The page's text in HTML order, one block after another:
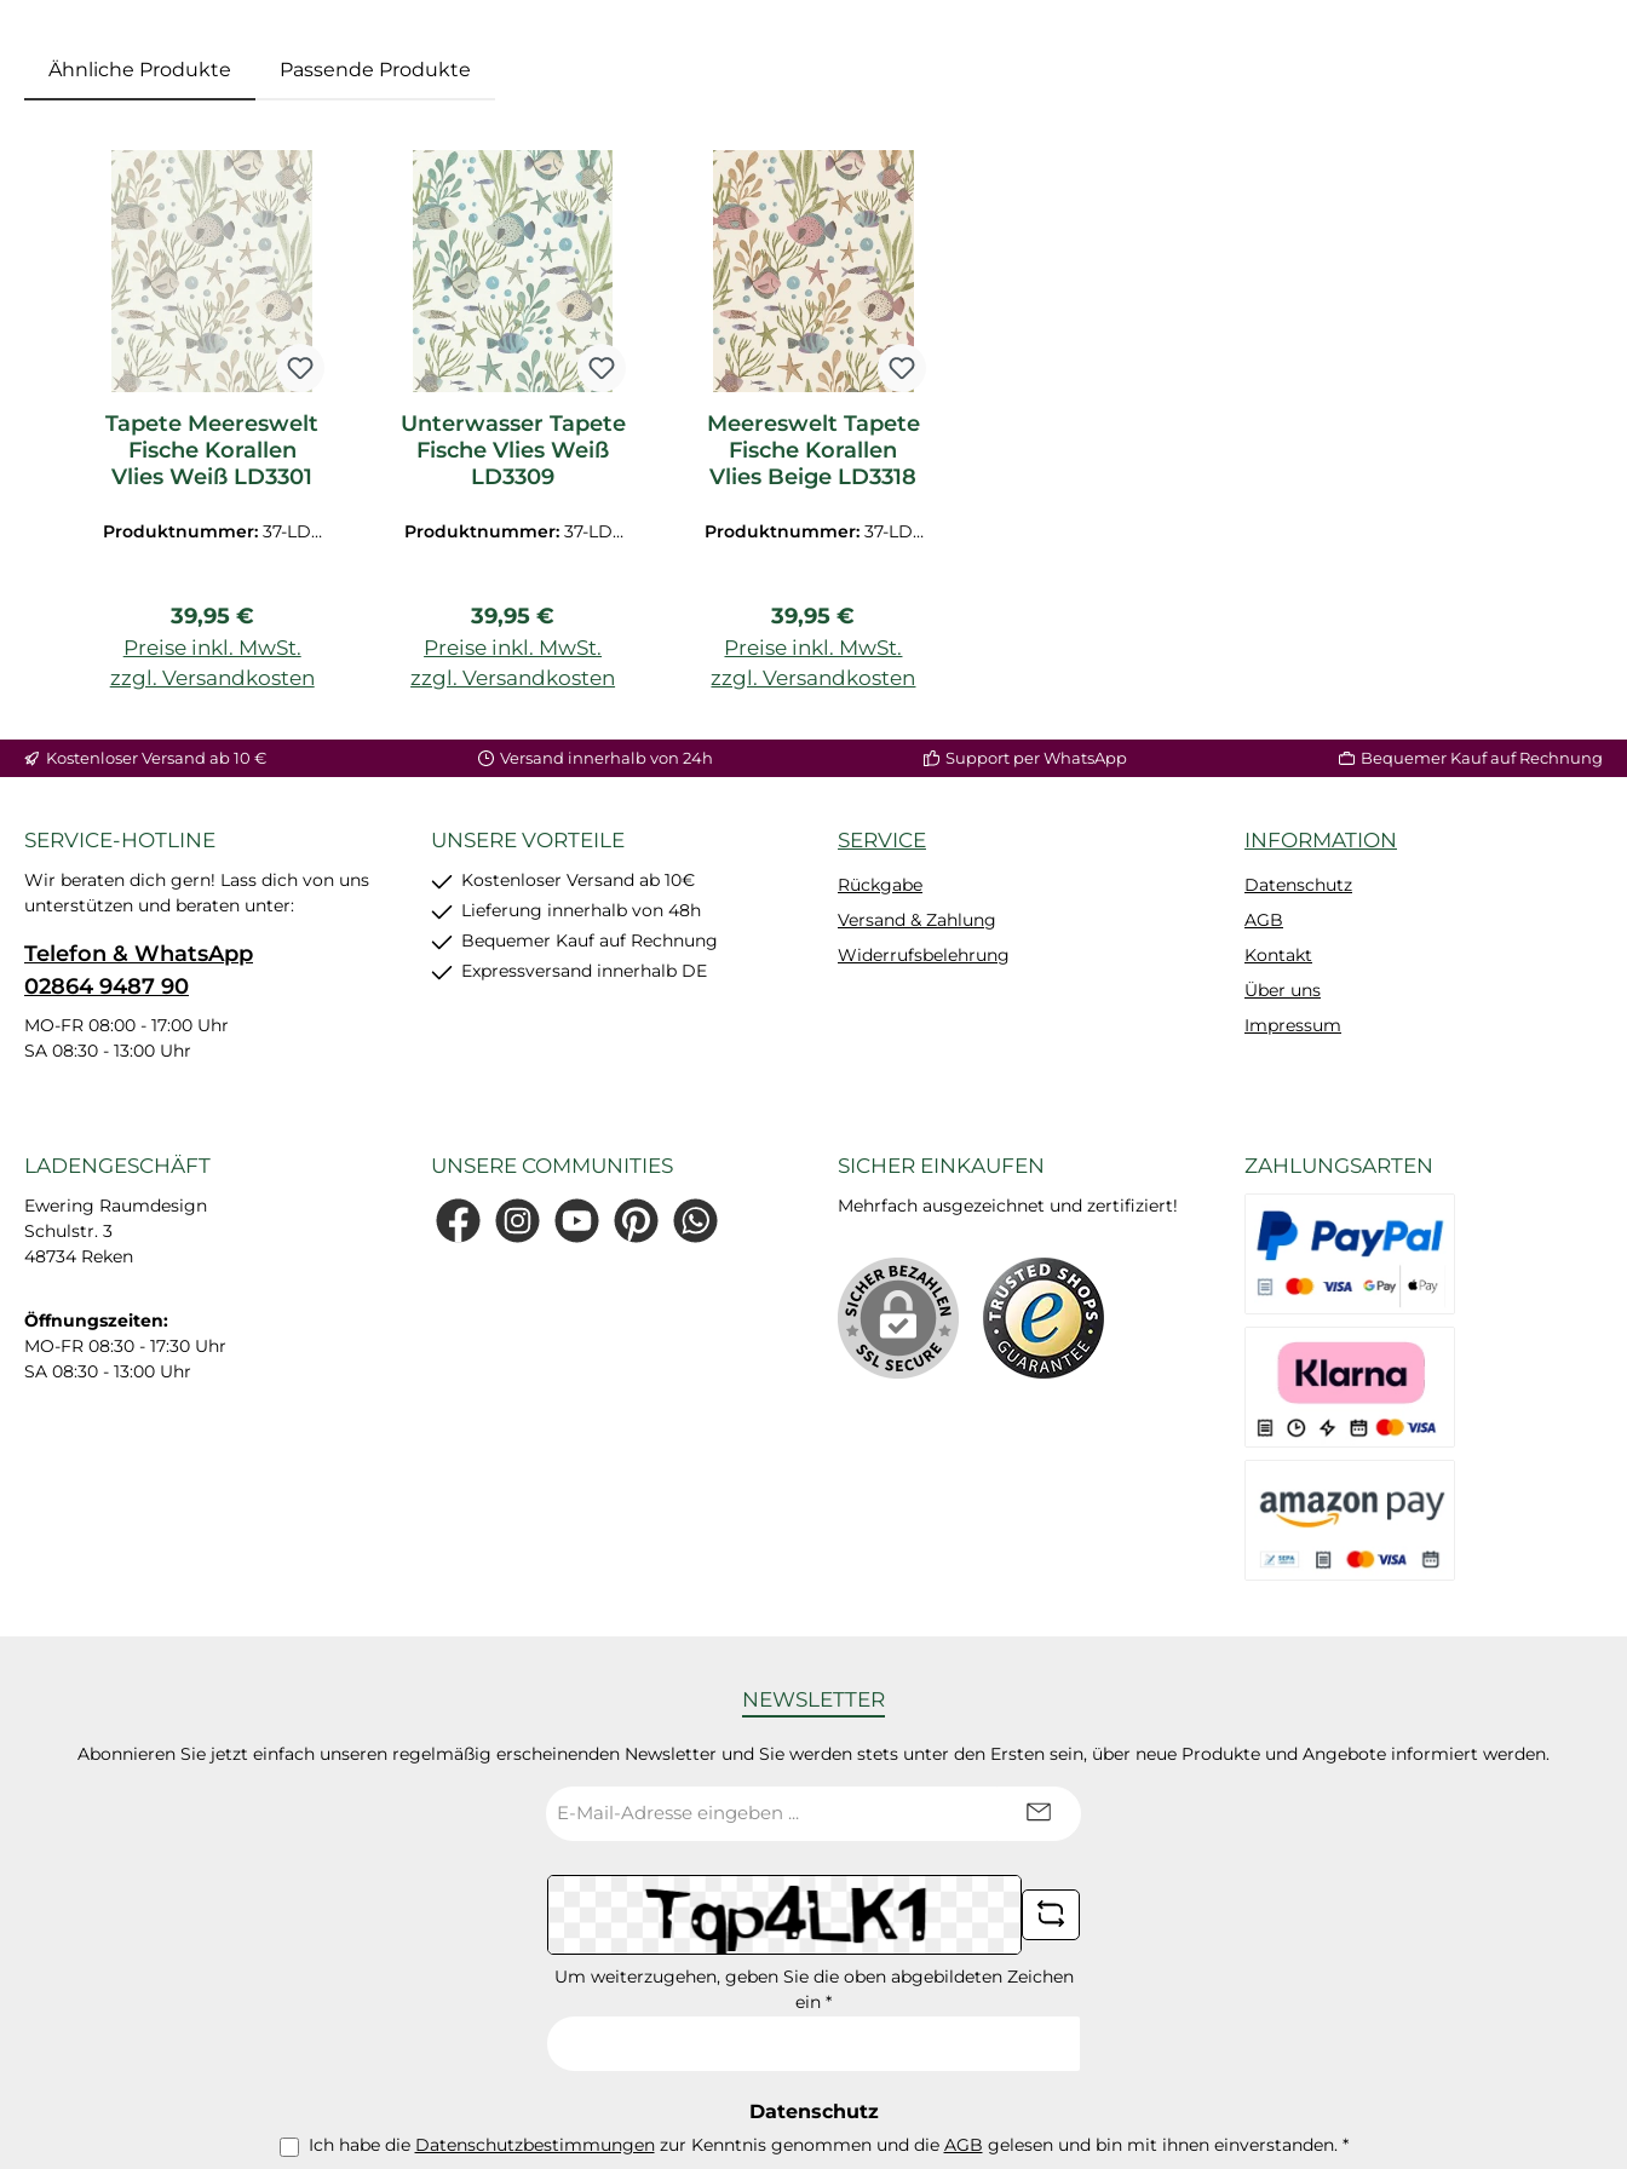
Ähnliche Produkte Passende Produkte
Tapete Meereswelt
Fische Korallen
Vlies Weiß LD3301
Produktnummer:37-LD3
Regulärer Preis:
39,95 €
Preise inkl. MwSt.
zzgl. Versandkosten
Unterwasser Tapete
Fische Vlies Weiß
LD3309
Produktnummer: 37-LD3
Regulärer Preis:
39,95 €
Preise inkl. MwSt.
zzgl. Versandkosten
Meereswelt Tapete
Fische Korallen
Vlies Beige LD3318
Produktnummer: 37-LD3
Regulärer Preis:
39,95 €
Preise inkl. MwSt.
zzgl. Versandkosten
Kostenloser Versand ab 10 € Versand innerhalb von 24h Support per WhatsApp Bequemer Kauf auf Rechnung
SERVICE-HOTLINE
Wir beraten dich gern! Lass dich von uns
unterstützen und beraten unter:
Telefon & WhatsApp
02864 9487 90
MO-FR 08:00 - 17:00 Uhr
SA 08:30 - 13:00 Uhr
UNSERE VORTEILE
Kostenloser Versand ab 10€
Lieferung innerhalb von 48h
Bequemer Kauf auf Rechnung
Expressversand innerhalb DE
SERVICE
Rückgabe
Versand & Zahlung
Widerrufsbelehrung
INFORMATION
Datenschutz
AGB
Kontakt
Über uns
Impressum
LADENGESCHÄFT
Ewering Raumdesign
Schulstr. 3
48734 Reken
Öffnungszeiten:
MO-FR 08:30 - 17:30 Uhr
SA 08:30 - 13:00 Uhr
UNSERE COMMUNITIES
FacebookInstagramYouTubePinterestWhatsApp
SICHER EINKAUFEN
Mehrfach ausgezeichnet und zertifiziert!
ZAHLUNGSARTEN
NEWSLETTER
Abonnieren Sie jetzt einfach unseren regelmäßig erscheinenden Newsletter und Sie werden stets unter den Ersten sein, über neue Produkte und Angebote informiert werden.
Mail-
*
Um weiterzugehen, geben Sie die oben abgebildeten Zeichen
ein *
Datenschutz
Ich habe die Datenschutzbestimmungenzur Kenntnis genommen und die AGB gelesen und bin mit ihnen einverstanden. *